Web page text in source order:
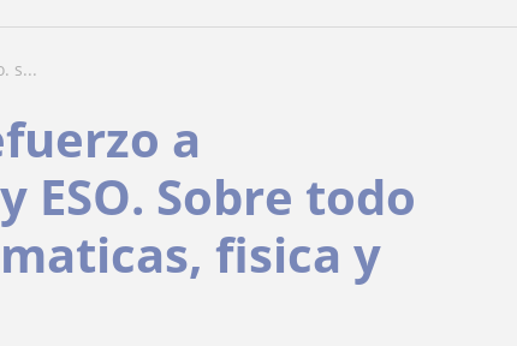
s...
a
ESO. Sobre todo
fisica y